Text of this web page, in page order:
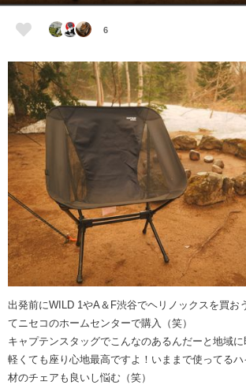
6
出発前にWILD 1やA＆F渋谷でヘリノックスを買お
てニセコのホームセンターで購入（笑）
キャプテンスタッグでこんなのあるんだーと地域
軽くても座り心地最高ですよ！いままで使ってる
材のチェアも良いし悩む（笑）